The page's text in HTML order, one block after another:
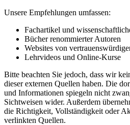
Unsere Empfehlungen umfassen:
Fachartikel und
Bücher renommierter Autoren
Websites von
Lehrvideos und Online-Kurse
Bitte beachten Sie jedoch, dass wir
dieser externen Quellen haben. Die
und Informationen spiegeln nicht
Sichtweisen wider. Außerdem
die Richtigkeit, Vollständigkeit oder
verlinkten Quellen.